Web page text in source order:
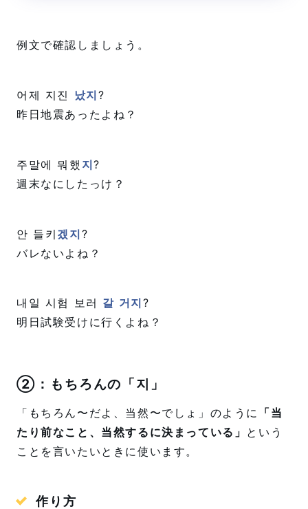
例文で確認しましょう。
어제 지진 났지 ?
昨日地震あったよね？
주말에 뭐했 지?
週末なにしたっけ？
안 들키 겠지?
バレないよね？
내일 시험 보러 갈 거지 ?
明日試験受けに行くよね？
②：もちろんの「지」
「もちろん〜だよ、当然〜でしょ」のように 「当
たり前なこと、当然するに決まっている」 という
ことを言いたいときに使います。
作り方